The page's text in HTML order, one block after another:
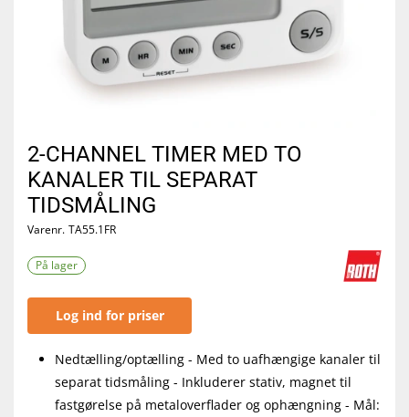
2-CHANNEL TIMER MED TO
KANALER TIL SEPARAT
TIDSMÅLING
Varenr. TA55.1FR
På lager
Log ind for priser
Nedtælling/optælling - Med to uafhængige kanaler til
separat tidsmåling - Inkluderer stativ, magnet til
fastgørelse på metaloverflader og ophængning - Mål: